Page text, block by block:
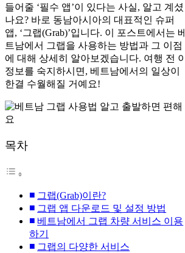
들어줄 ‘필수 앱’이 있다는 사실, 알고 계셨
나요? 바로 동남아시아의 대표적인 슈퍼
앱, ‘그랩(Grab)’입니다. 이 포스트에서는 베
트남에서 그랩을 사용하는 방법과 그 이점
에 대해 상세히 알아보겠습니다. 여행 전 이
정보를 숙지하시면, 베트남에서의 일상이
한결 수월해질 거예요!
목차
그랩(Grab)이란?
그랩 앱 다운로드 및 설정 방법
베트남에서 그랩 차량 서비스 이용
하기
그랩의 다양한 서비스